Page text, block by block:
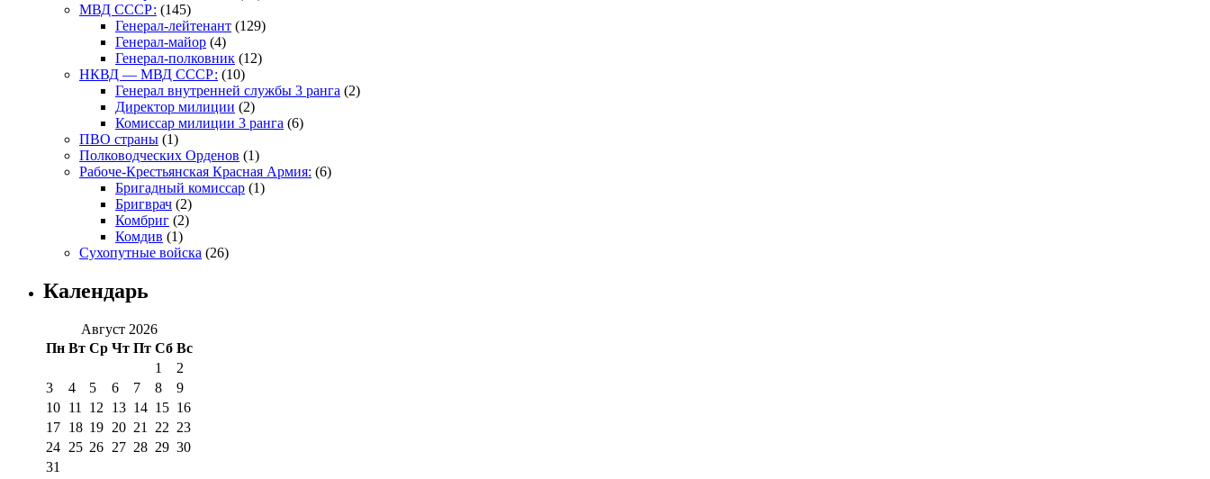
МВД СССР: (145)
Генерал-лейтенант (129)
Генерал-майор (4)
Генерал-полковник (12)
НКВД — МВД СССР: (10)
Генерал внутренней службы 3 ранга (2)
Директор милиции (2)
Комиссар милиции 3 ранга (6)
ПВО страны (1)
Полководческих Орденов (1)
Рабоче-Крестьянская Красная Армия: (6)
Бригадный комиссар (1)
Бригврач (2)
Комбриг (2)
Комдив (1)
Сухопутные войска (26)
Календарь
Август 2026
Пн Вт Ср Чт Пт Сб Вс
1
2
3
4 5 6 7 8
9
10 11 12 13 14 15 16
17 18 19 20 21 22 23
24 25 26 27 28 29 30
31